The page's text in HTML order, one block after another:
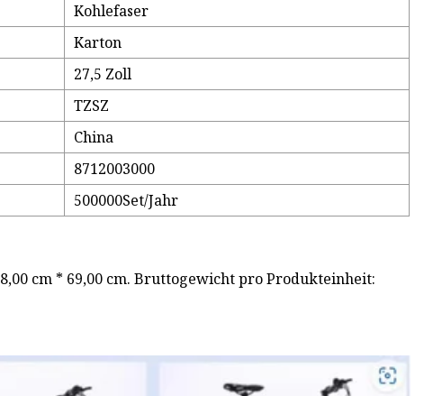
Kohlefaser
Karton
27,5 Zoll
TZSZ
China
8712003000
500000Set/Jahr
cm * 69,00 cm. Bruttogewicht pro Produkteinheit: